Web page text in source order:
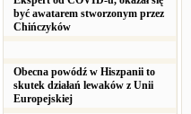
być awatarem stworzonym przez
Chińczyków
Obecna powódź w Hiszpanii to
skutek działań lewaków z Unii
Europejskiej